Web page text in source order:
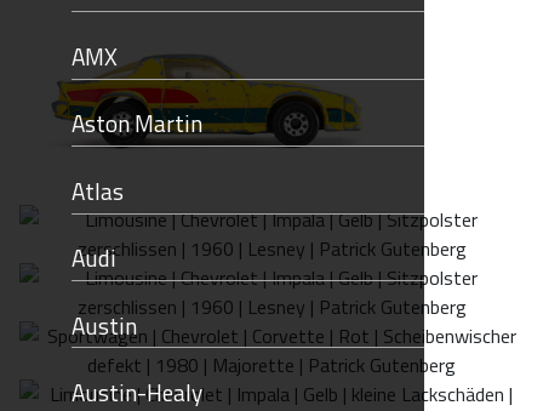
AMX
Aston Martin
Atlas
Audi
Austin
Austin-Healy